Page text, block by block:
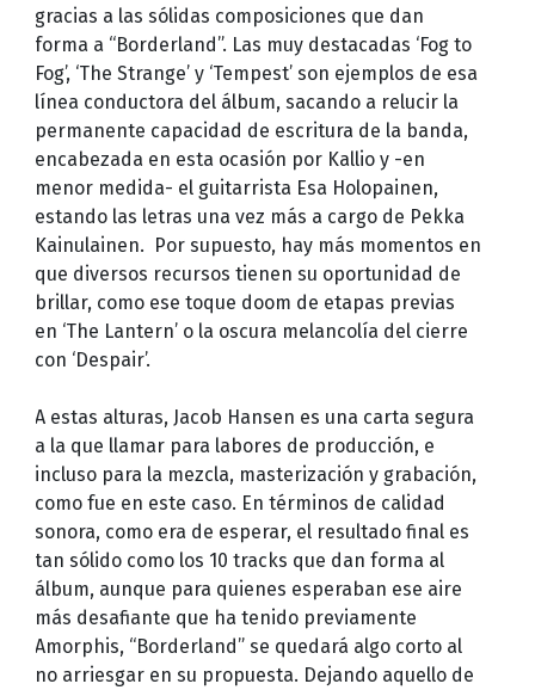
gracias a las sólidas composiciones que dan
forma a “Borderland”. Las muy destacadas ‘Fog to
Fog’, ‘The Strange’ y ‘Tempest’ son ejemplos de esa
línea conductora del álbum, sacando a relucir la
permanente capacidad de escritura de la banda,
encabezada en esta ocasión por Kallio y -en
menor medida- el guitarrista Esa Holopainen,
estando las letras una vez más a cargo de Pekka
Kainulainen. Por supuesto, hay más momentos en
que diversos recursos tienen su oportunidad de
brillar, como ese toque doom de etapas previas
en ‘The Lantern’ o la oscura melancolía del cierre
con ‘Despair’.
A estas alturas, Jacob Hansen es una carta segura
a la que llamar para labores de producción, e
incluso para la mezcla, masterización y grabación,
como fue en este caso. En términos de calidad
sonora, como era de esperar, el resultado final es
tan sólido como los 10 tracks que dan forma al
álbum, aunque para quienes esperaban ese aire
más desafiante que ha tenido previamente
Amorphis, “Borderland” se quedará algo corto al
no arriesgar en su propuesta. Dejando aquello de